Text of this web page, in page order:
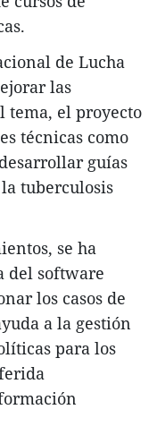
de Lucha
las
tema, el proyecto
técnicas como
guías
tuberculosis
se ha
del software
los casos de
a la gestión
para los